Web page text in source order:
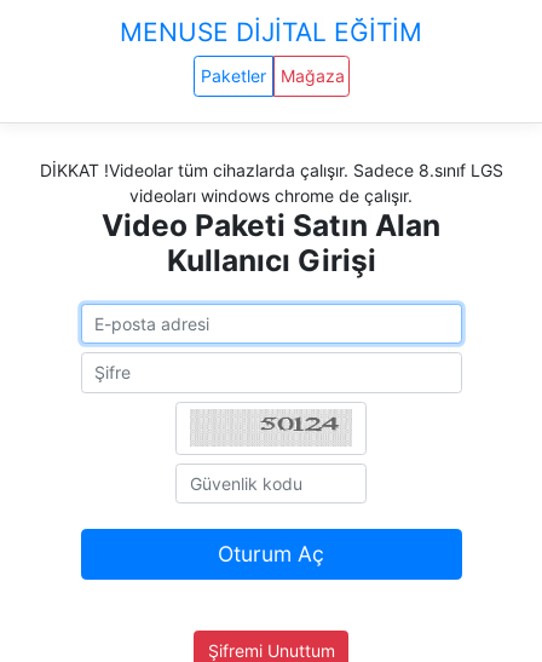
MENUSE DİJİTAL EĞİTİM
Paketler Mağaza
DİKKAT !Videolar tüm cihazlarda çalışır. Sadece 8.sınıf LGS
videoları windows chrome de çalışır.
Video Paketi Satın Alan
Kullanıcı Girişi
Oturum Aç
Şifremi Unuttum